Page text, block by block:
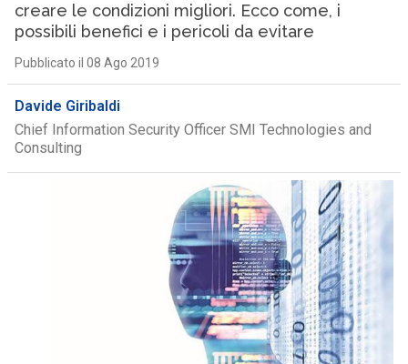
creare le condizioni migliori. Ecco come, i
possibili benefici e i pericoli da evitare
Pubblicato il 08 Ago 2019
Davide Giribaldi
Chief Information Security Officer SMI Technologies and
Consulting